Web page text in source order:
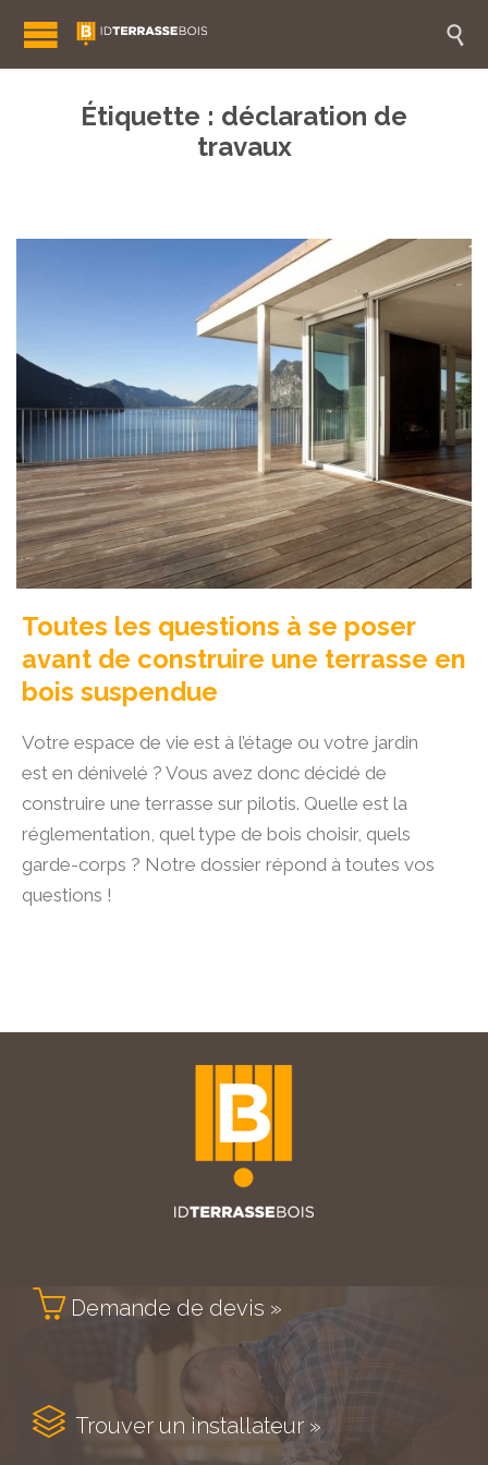

Étiquette : déclaration de
travaux
Toutes les questions à se poser
avant de construire une terrasse en
bois suspendue
Votre espace de vie est à l’étage ou votre jardin
est en dénivelé ? Vous avez donc décidé de
construire une terrasse sur pilotis. Quelle est la
réglementation, quel type de bois choisir, quels
garde-corps ? Notre dossier répond à toutes vos
questions !
 Demande de devis »
 Trouver un installateur »